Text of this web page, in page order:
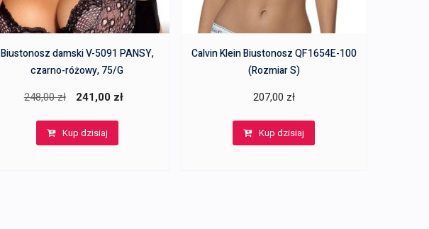
Biustonosz damski V-5091 PANSY,
czarno-różowy, 75/G
248,00zł
Pierwotna
wynosiła:
241,00 zł
Kup dzisiaj
Calvin Klein Biustonosz QF1654E-100
(Rozmiar S)
207,00 zł
Kup dzisiaj